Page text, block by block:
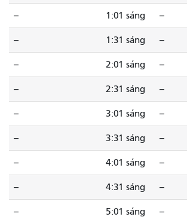
-- 1:01 sáng --
-- 1:31 sáng --
-- 2:01 sáng --
-- 2:31 sáng --
-- 3:01 sáng --
-- 3:31 sáng --
-- 4:01 sáng --
-- 4:31 sáng --
-- 5:01 sáng --